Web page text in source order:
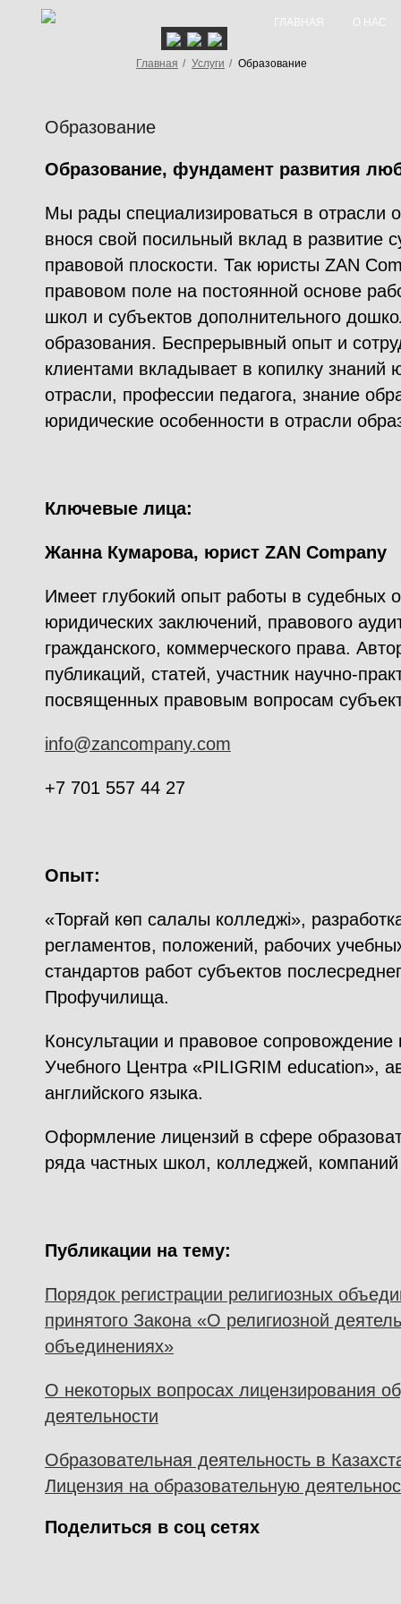
ГЛАВНАЯ О НАС
Главная / Услуги / Образование
Образование
Образование, фундамент развития
Мы рады специализироваться в отрасли
внося свой посильный вклад в развитие
правовой плоскости. Так юристы ZAN
правовом поле на постоянной основе
школ и субъектов дополнительного
образования. Беспрерывный опыт и
клиентами вкладывает в копилку
отрасли, профессии педагога, знание
юридические особенности в отрасли
Ключевые лица:
Жанна Кумарова, юрист ZAN Company
Имеет глубокий опыт работы в судебных
юридических заключений, правового
гражданского, коммерческого права.
публикаций, статей, участник научно-
посвященных правовым вопросам
info@zancompany.com
+7 701 557 44 27
«Торғай көп салалы колледжі»,
регламентов, положений, рабочих
стандартов работ субъектов
Профучилища.
Консультации и правовое сопровождение
Учебного Центра «PILIGRIM education»,
английского языка.
Оформление лицензий в сфере
ряда частных школ, колледжей,
Публикации на тему:
Порядок регистрации религиозных
принятого Закона «О религиозной
объединениях»
О некоторых вопросах лицензирования
деятельности
Образовательная деятельность в
Лицензия на образовательную
Поделиться в соц сетях